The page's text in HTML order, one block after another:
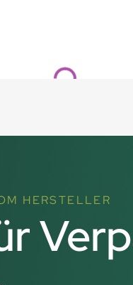
Loading...
HERSTELLER